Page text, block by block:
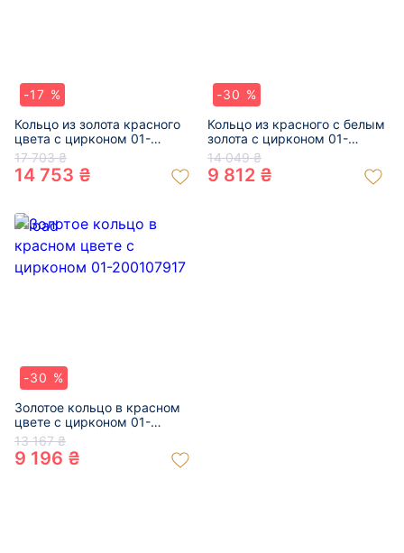
-17 %
Кольцо из золота красного
цвета с цирконом 01-
200453078
17 703 ₴
14 753 ₴
-30 %
Кольцо из красного с белым
золота с цирконом 01-
200374431
14 049 ₴
9 812 ₴
-30 %
Золотое кольцо в красном
цвете с цирконом 01-
200107917
13 167 ₴
9 196 ₴